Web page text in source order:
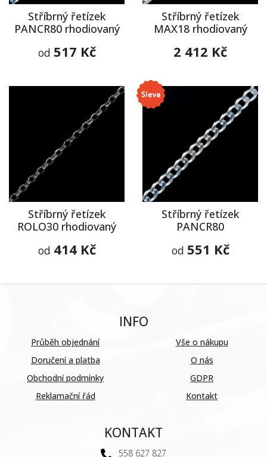
Stříbrný řetízek
PANCR80 rhodiovaný
od 517 Kč
Stříbrný řetízek
MAX18 rhodiovaný
2 412 Kč
Stříbrný řetízek
ROLO30 rhodiovaný
od 414 Kč
Stříbrný řetízek
PANCR80
od 551 Kč
INFO
Průběh objednání
Doručení a platba
Obchodní podmínky
Reklamační řád
Vše o nákupu
O nás
GDPR
Kontakt
KONTAKT
558 627 827